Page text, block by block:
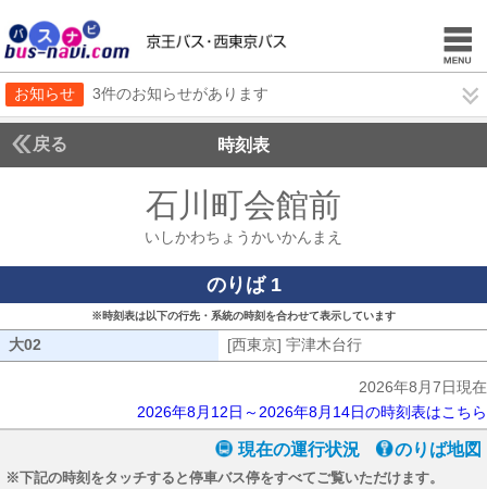
お知らせ 3件のお知らせがあります
戻る 時刻表
石川町会館前
いしかわちょうかいかんまえ
のりば 1
※時刻表は以下の行先・系統の時刻を合わせて表示しています
大02 [西東京] 宇津木台行
2026年8月7日現在
2026年8月12日～2026年8月14日の時刻表はこちら
現在の運行状況 のりば地図
※下記の時刻をタッチすると停車バス停をすべてご覧いただけます。